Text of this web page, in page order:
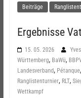
Beiträge
Ergebnisse
15. 05. 2026
Württemberg, BaWü,
Landesverband, Pétanque,
Ranglistenturnier, RLT,
Wettkampf